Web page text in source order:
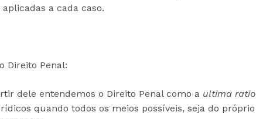
a cada caso.
Direito Penal:
dele entendemos o Direito Penal como a ultima ratio
quando todos os meios possíveis, seja do próprio